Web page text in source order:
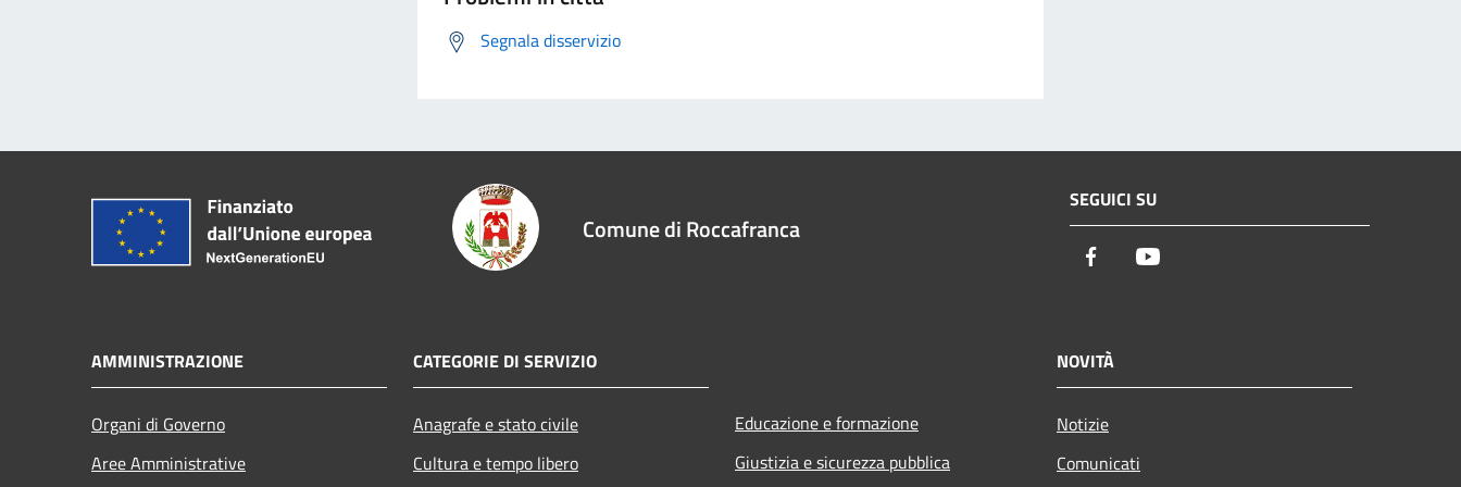
Segnala disservizio
Comune di Roccafranca
SEGUICI SU
Facebook
AMMINISTRAZIONE
Organi di Governo
Aree Amministrative
CATEGORIE DI SERVIZIO
Anagrafe e stato civile
Cultura e tempo libero
Educazione e formazione
Giustizia e sicurezza pubblica
NOVITÀ
Notizie
Comunicati